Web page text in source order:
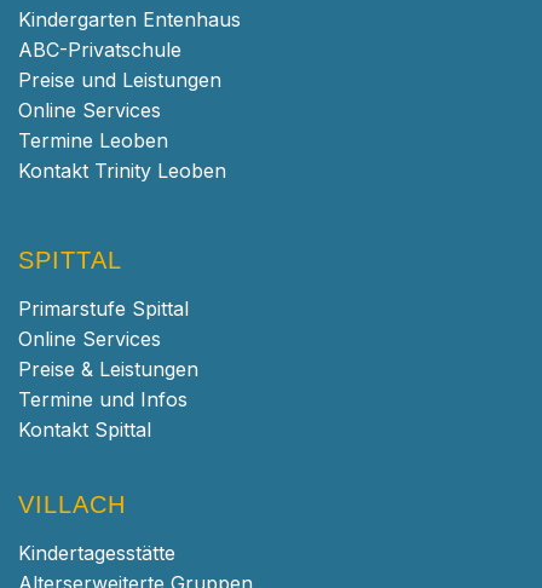
Kindergarten Entenhaus
ABC-Privatschule
Preise und Leistungen
Online Services
Termine Leoben
Kontakt Trinity Leoben
SPITTAL
Primarstufe Spittal
Online Services
Preise & Leistungen
Termine und Infos
Kontakt Spittal
VILLACH
Kindertagesstätte
Alterserweiterte Gruppen